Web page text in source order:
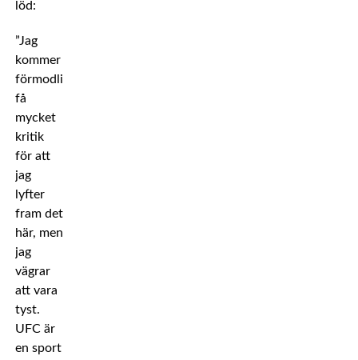
löd:
”Jag
kommer
förmodligen
få
mycket
kritik
för att
jag
lyfter
fram det
här, men
jag
vägrar
att vara
tyst.
UFC är
en sport